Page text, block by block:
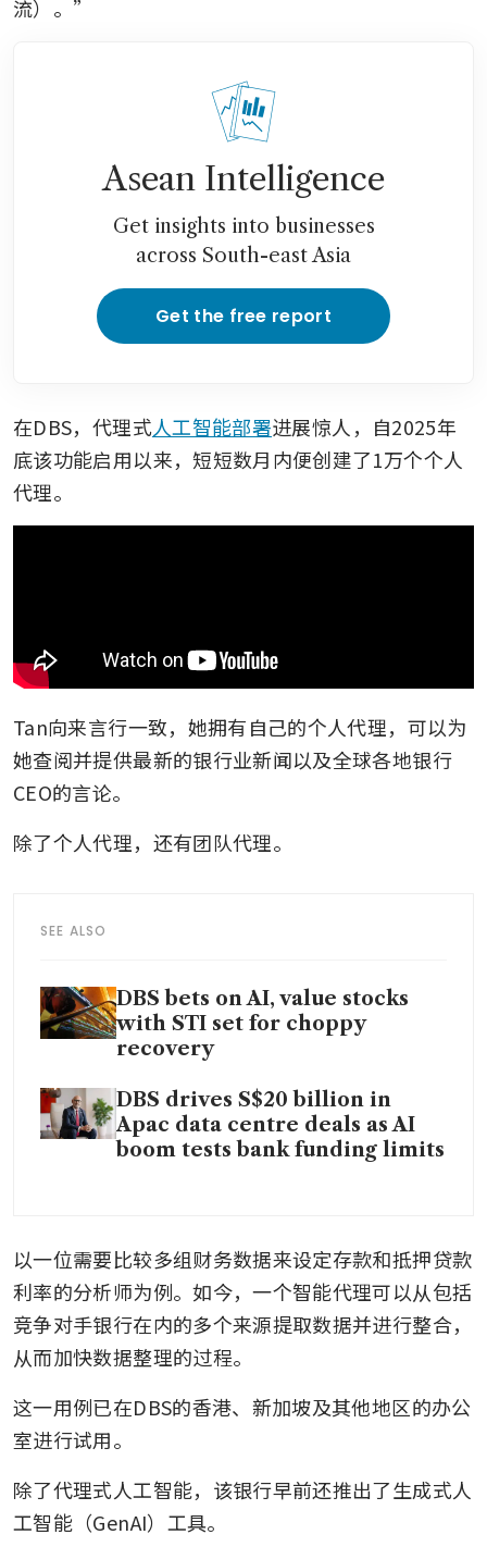
流）。”
Asean Intelligence
Get insights into businesses
across South-east Asia
Get the free report
在DBS，代理式人工智能部署进展惊人，自2025年
底该功能启用以来，短短数月内便创建了1万个个人
代理。
Tan向来言行一致，她拥有自己的个人代理，可以为
她查阅并提供最新的银行业新闻以及全球各地银行
CEO的言论。
除了个人代理，还有团队代理。
SEE ALSO
DBS bets on AI, value stocks
with STI set for choppy
recovery
DBS drives S$20 billion in
Apac data centre deals as AI
boom tests bank funding limits
以一位需要比较多组财务数据来设定存款和抵押贷款
利率的分析师为例。如今，一个智能代理可以从包括
竞争对手银行在内的多个来源提取数据并进行整合，
从而加快数据整理的过程。
这一用例已在DBS的香港、新加坡及其他地区的办公
室进行试用。
除了代理式人工智能，该银行早前还推出了生成式人
工智能（GenAI）工具。